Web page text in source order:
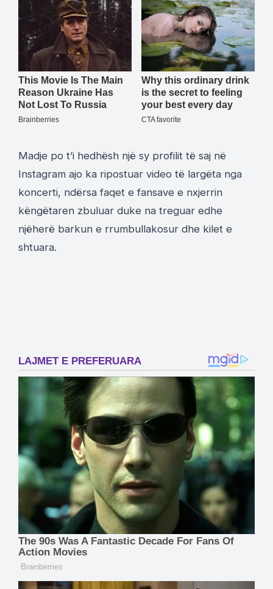
Madje po t’i hedhësh një sy profilit të saj në
Instagram ajo ka ripostuar video të largëta nga
koncerti, ndërsa faqet e fansave e nxjerrin
këngëtaren zbuluar duke na treguar edhe
njëherë barkun e rrumbullakosur dhe kilet e
shtuara.